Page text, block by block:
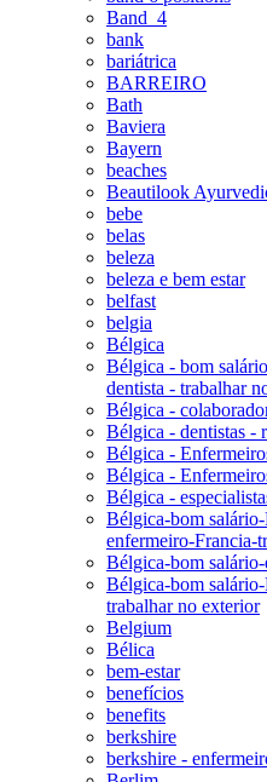
Band_4
bank
bariátrica
BARREIRO
Bath
Baviera
Bayern
beaches
Beautilook
bebe
belas
beleza
beleza e bem estar
belfast
belgia
Bélgica
Bélgica - bom
dentista - trabalhar
Bélgica -
Bélgica - dentistas -
Bélgica -
Bélgica -
Bélgica -
Bélgica-bom
enfermeiro-Francia-
Bélgica-bom
Bélgica-bom
trabalhar no exterior
Belgium
Bélica
bem-estar
benefícios
benefits
berkshire
berkshire -